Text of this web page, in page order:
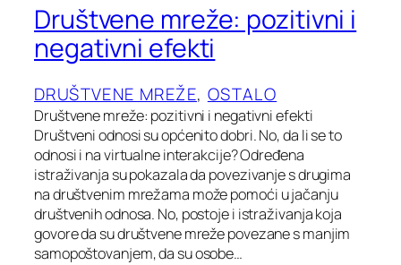
Društvene mreže: pozitivni i
negativni efekti
DRUŠTVENE MREŽE, OSTALO
Društvene mreže: pozitivni i negativni efekti
Društveni odnosi su općenito dobri. No, da li se to
odnosi i na virtualne interakcije? Određena
istraživanja su pokazala da povezivanje s drugima
na društvenim mrežama može pomoći u jačanju
društvenih odnosa. No, postoje i istraživanja koja
govore da su društvene mreže povezane s manjim
samopoštovanjem, da su osobe…